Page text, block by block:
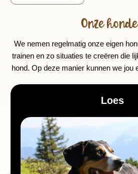
Onze
We nemen regelmatig onze eigen
trainen en zo situaties te creëren die
hond. Op deze manier kunnen we jou
Loes